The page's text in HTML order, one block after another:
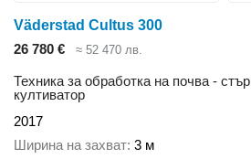
Väderstad Cultus 300
26 780 €
≈ 52 470 лв.
Техника за обработка на почва -
култиватор
2017
Ширина на захват 3 м